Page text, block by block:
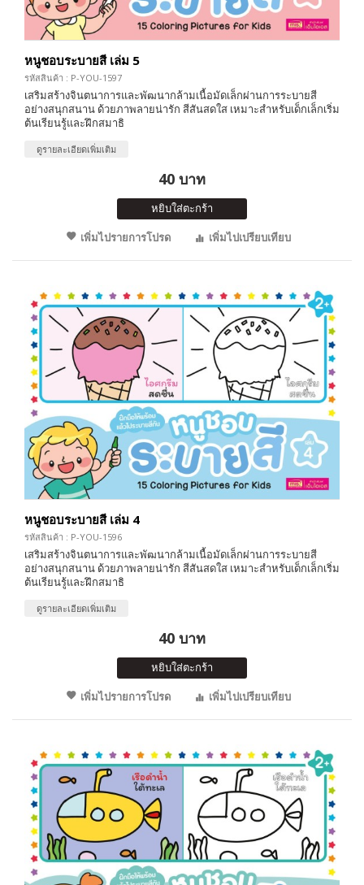
หนูชอบระบายสี เล่ม 5
รหัสสินค้า : P-YOU-1597
เสริมสร้างจินตนาการและพัฒนากล้ามเนื้อมัดเล็กผ่านการระบายสี
อย่างสนุกสนาน ด้วยภาพลายน่ารัก สีสันสดใส เหมาะสำหรับเด็กเล็กเริ่ม
ต้นเรียนรู้และฝึกสมาธิ
ดูรายละเอียดเพิ่มเติม
40 บาท
หยิบใส่ตะกร้า
เพิ่มไปรายการโปรด
เพิ่มไปเปรียบเทียบ
หนูชอบระบายสี เล่ม 4
รหัสสินค้า : P-YOU-1596
เสริมสร้างจินตนาการและพัฒนากล้ามเนื้อมัดเล็กผ่านการระบายสี
อย่างสนุกสนาน ด้วยภาพลายน่ารัก สีสันสดใส เหมาะสำหรับเด็กเล็กเริ่ม
ต้นเรียนรู้และฝึกสมาธิ
ดูรายละเอียดเพิ่มเติม
40 บาท
หยิบใส่ตะกร้า
เพิ่มไปรายการโปรด
เพิ่มไปเปรียบเทียบ